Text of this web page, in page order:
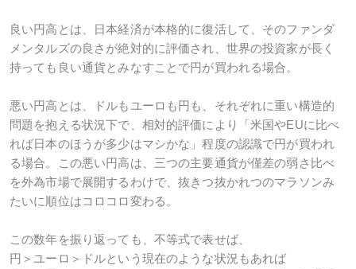
良い円高とは、日本経済が本格的に復活して、そのファンダ
メンタルズの良さが絶対的に評価され、世界の投資家が長く
持っても良い通貨とみなすことで円が買われる場合。
悪い円高とは、ドルもユーロも円も、それぞれに重い構造的
問題を抱える状況下で、相対的評価により「米国やEUに比べ
れば日本のほうが多少はマシかな」程度の認識で円が買われ
る場合。この悪い円高は、三つの主要通貨が僅差の弱さ比べ
を外為市場で展開するわけで、抜きつ抜かれつのマラソンみ
たいに順位はコロコロ変わる。
この数年を振り返っても、不等式で表せば、
円＞ユーロ＞ドルという現在のような状況もあれば